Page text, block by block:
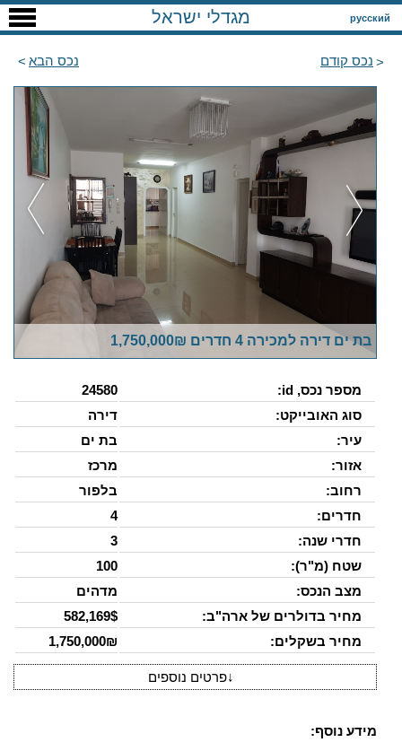
русский מגדלי ישראל
נכס קודם נכס הבא
בת ים דירה למכירה 4 חדרים 1,750,000₪
מספר נכס, id:
24580
סוג האובייקט:
דירה
עיר:
בת ים
אזור:
מרכז
רחוב:
בלפור
חדרים:
4
חדרי שנה:
3
שטח (מ"ר):
100
מצב הנכס:
מדהים
מחיר בדולרים של ארה"ב:
582,169$
מחיר בשקלים:
1,750,000₪
↓פרטים נוספים
מידע נוסף: